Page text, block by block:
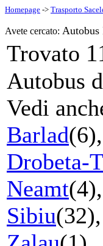
Homepage -> Trasporto
Avete cercato: Autobus
Trovato
Autobus
Vedi
Barlad(6),
Drobeta-
Neamt(4),
Sibiu(32),